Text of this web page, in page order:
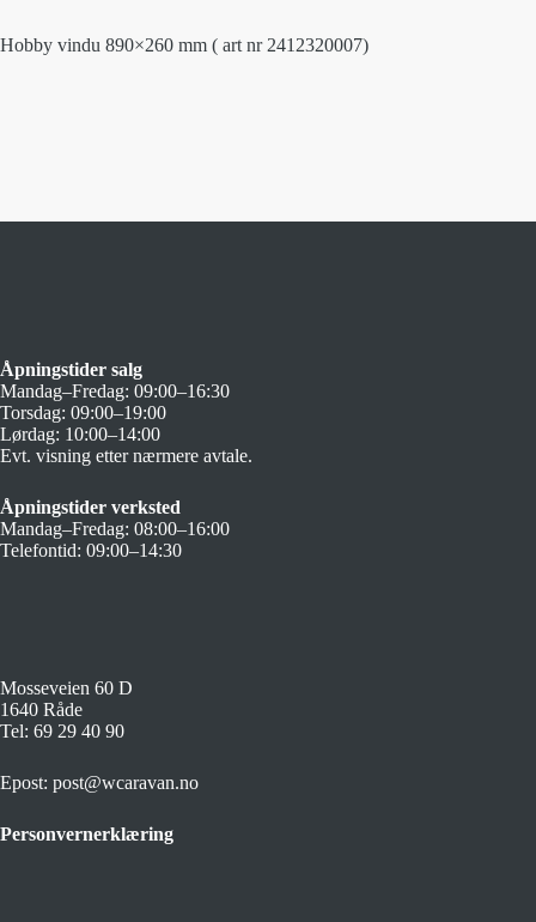
Hobby vindu 890×260 mm ( art nr 2412320007)
Åpningstider salg
Mandag–Fredag: 09:00–16:30
Torsdag: 09:00–19:00
Lørdag: 10:00–14:00
Evt. visning etter nærmere avtale.
Åpningstider verksted
Mandag–Fredag: 08:00–16:00
Telefontid: 09:00–14:30
Mosseveien 60 D
1640 Råde
Tel: 69 29 40 90
Epost: post@wcaravan.no
Personvernerklæring